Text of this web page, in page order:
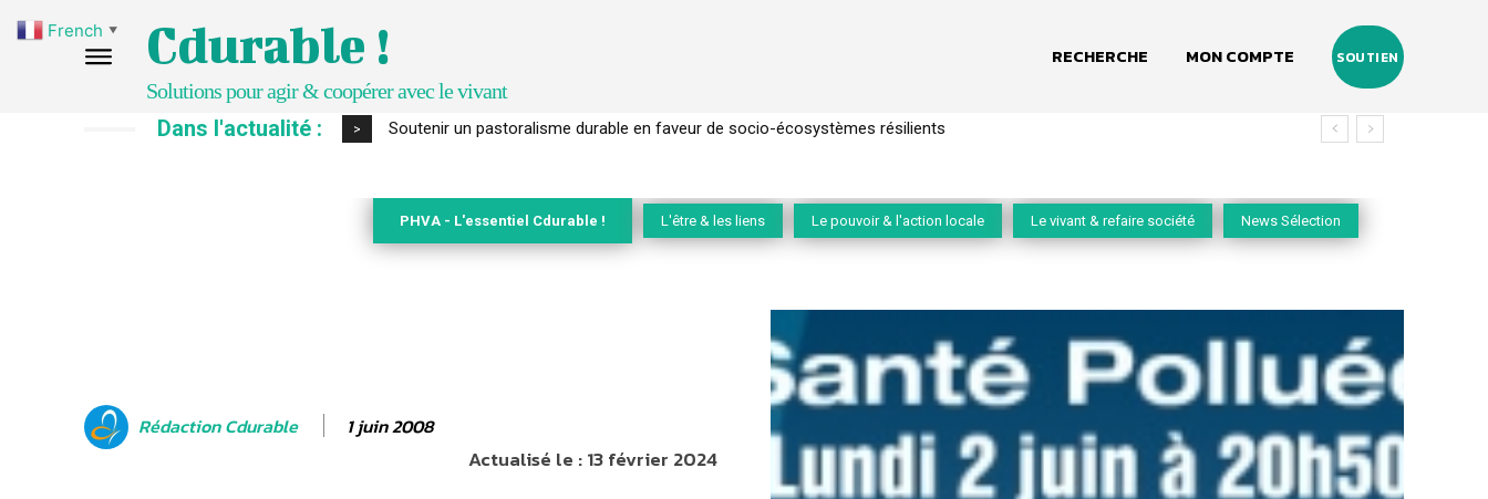
Cdurable !
Solutions pour agir & coopérer avec le vivant
RECHERCHE MON COMPTE SOUTIEN
Dans l'actualité : > S’inspirer de l’arbre pour un modèle économique régénératif du vivant …
PHVA - L'essentiel Cdurable ! L'être & les liens Le pouvoir & l'action locale Le vivant & refaire société News Sélection
Rédaction Cdurable 1 juin 2008
Actualisé le :13 février 2024
French ▼